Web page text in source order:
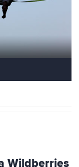
Wildberries